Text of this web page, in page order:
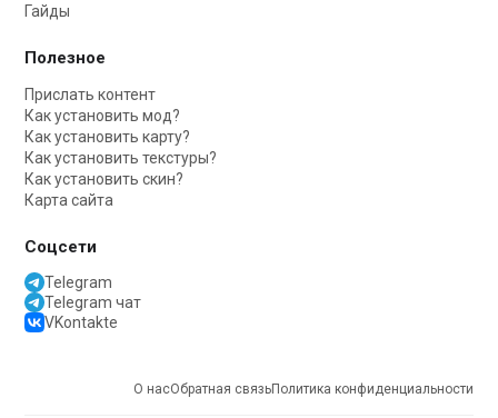
Гайды
Полезное
Прислать контент
Как установить мод?
Как установить карту?
Как установить текстуры?
Как установить скин?
Карта сайта
Соцсети
Telegram
Telegram чат
VKontakte
О насОбратная связьПолитика конфиденциальности